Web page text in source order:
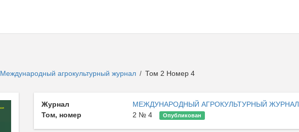
Международный агрокультурный журнал / Том 2 Номер 4
Журнал
МЕЖДУНАРОДНЫЙ АГРОКУЛЬТУРНЫЙ ЖУРНАЛ
Том, номер
2 № 4 Опубликован